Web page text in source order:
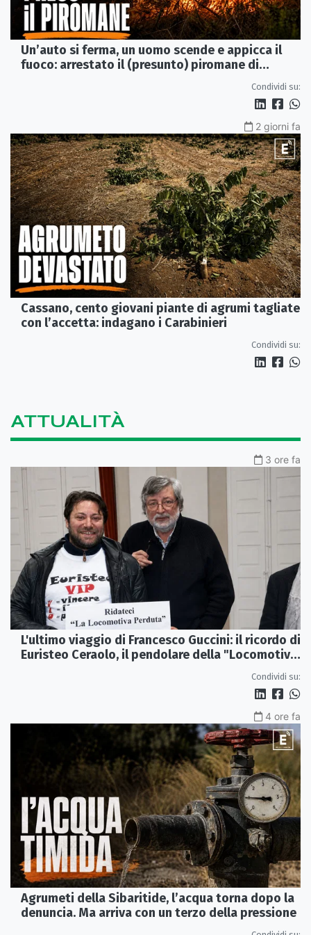
Un’auto si ferma, un uomo scende e appicca il
fuoco: arrestato il (presunto) piromane di
Condividi su:
2 giorni fa
Cassano, cento giovani piante di agrumi tagliate
con l’accetta: indagano i Carabinieri
Condividi su:
ATTUALITÀ
3 ore fa
L'ultimo viaggio di Francesco Guccini: il ricordo di
Euristeo Ceraolo, il pendolare della "Locomotiva
Condividi su:
4 ore fa
Agrumeti della Sibaritide, l’acqua torna dopo la
denuncia. Ma arriva con un terzo della pressione